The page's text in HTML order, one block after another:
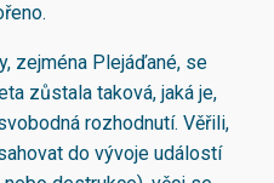
zejména Plejáďané, se
zůstala taková, jaká je,
rozhodnutí. Věřili,
do vývoje událostí